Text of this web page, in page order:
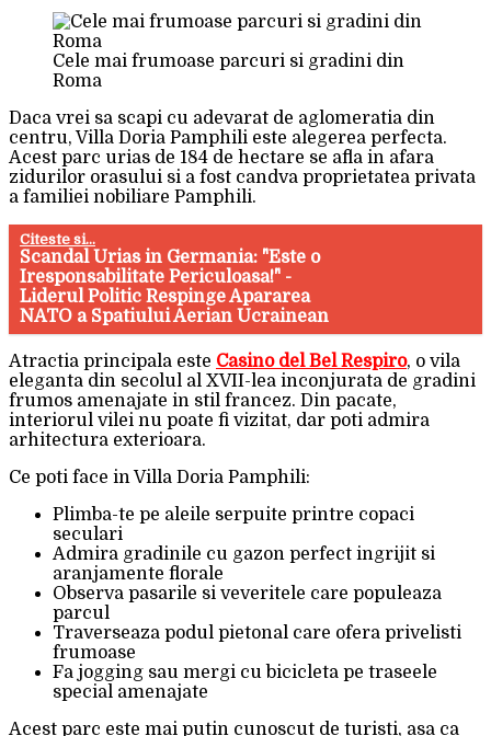
Cele mai frumoase parcuri si gradini din
Roma
Daca vrei sa scapi cu adevarat de aglomeratia din
centru, Villa Doria Pamphili este alegerea perfecta.
Acest parc urias de 184 de hectare se afla in afara
zidurilor orasului si a fost candva proprietatea privata
a familiei nobiliare Pamphili.
Citeste si...
Scandal Urias in Germania: "Este o
Iresponsabilitate Periculoasa!" -
Liderul Politic Respinge Apararea
NATO a Spatiului Aerian Ucrainean
Atractia principala este Casino del Bel Respiro, o vila
eleganta din secolul al XVII-lea inconjurata de gradini
frumos amenajate in stil francez. Din pacate,
interiorul vilei nu poate fi vizitat, dar poti admira
arhitectura exterioara.
Ce poti face in Villa Doria Pamphili:
Plimba-te pe aleile serpuite printre copaci
seculari
Admira gradinile cu gazon perfect ingrijit si
aranjamente florale
Observa pasarile si veveritele care populeaza
parcul
Traverseaza podul pietonal care ofera privelisti
frumoase
Fa jogging sau mergi cu bicicleta pe traseele
special amenajate
Acest parc este mai putin cunoscut de turisti, asa ca